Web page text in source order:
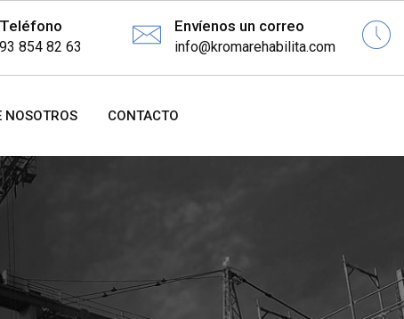
Teléfono
93 854 82 63
Envíenos un correo
info@kromarehabilita.com
NOSOTROS CONTACTO